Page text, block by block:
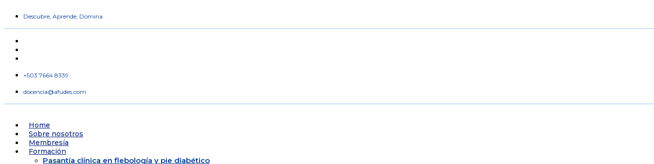
Descubre, Aprende, Domina
+503 7664 8339
docencia@afudes.com
Home
Sobre nosotros
Membresía
Formación
Pasantía clínica en flebología y pie diabético